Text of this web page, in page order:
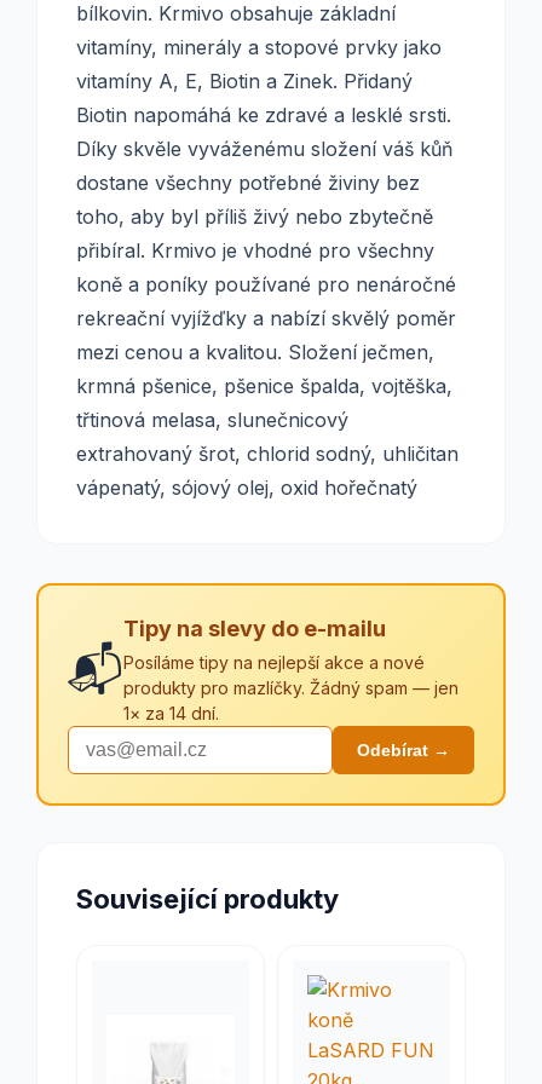
bílkovin. Krmivo obsahuje základní
vitamíny, minerály a stopové prvky jako
vitamíny A, E, Biotin a Zinek. Přidaný
Biotin napomáhá ke zdravé a lesklé srsti.
Díky skvěle vyváženému složení váš kůň
dostane všechny potřebné živiny bez
toho, aby byl příliš živý nebo zbytečně
přibíral. Krmivo je vhodné pro všechny
koně a poníky používané pro nenáročné
rekreační vyjížďky a nabízí skvělý poměr
mezi cenou a kvalitou. Složení ječmen,
krmná pšenice, pšenice špalda, vojtěška,
třtinová melasa, slunečnicový
extrahovaný šrot, chlorid sodný, uhličitan
vápenatý, sójový olej, oxid hořečnatý
📬
Tipy na slevy do e-mailu
Posíláme tipy na nejlepší akce a nové
produkty pro mazlíčky. Žádný spam — jen
1× za 14 dní.
Odebírat →
Související produkty